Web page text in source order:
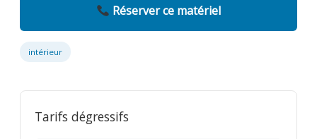
Réserver ce matériel
intérieur
Tarifs dégressifs